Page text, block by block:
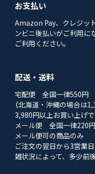
お支払い
Amazon Pay、クレジッ
ンビニ後払いがご利用に
ご利用ください。
配送・送料
宅配便 全国一律550円
（北海道・沖縄の場合は
3,980円以上お買い上げ
メール便 全国一律220円
メール便可の商品のみ
ご注文の翌日から3営業
雑状況によって、多少前